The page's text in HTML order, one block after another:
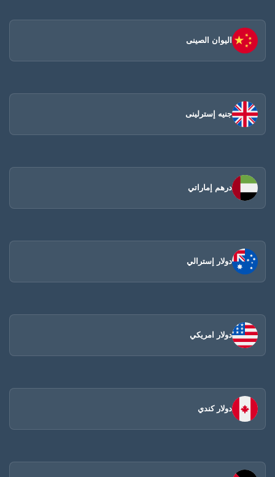
اليوان الصينى​
جنيه إسترلينى
درهم إماراتي
دولار إسترالي
دولار امريكي
دولار كندي